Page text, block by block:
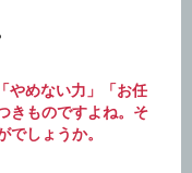
やめない力」「お任
きものですよね。そ
しょうか。